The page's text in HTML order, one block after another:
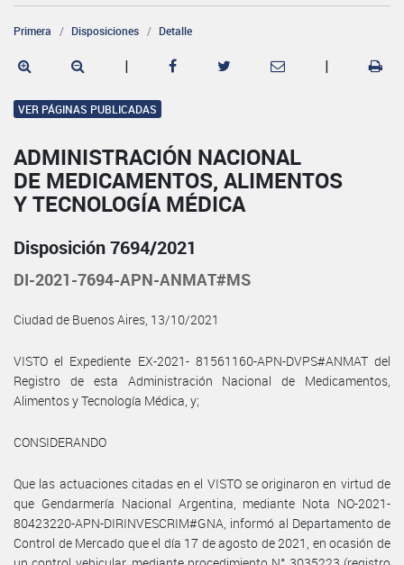
Primera Disposiciones Detalle
| |
VER PÁGINAS PUBLICADAS
ADMINISTRACIÓN NACIONAL
DE MEDICAMENTOS, ALIMENTOS
Y TECNOLOGÍA MÉDICA
Disposición 7694/2021
DI-2021-7694-APN-ANMAT#MS
Ciudad de Buenos Aires, 13/10/2021
VISTO el Expediente EX-2021- 81561160-APN-DVPS#ANMAT del
Registro de esta Administración Nacional de Medicamentos,
Alimentos y Tecnología Médica, y;
CONSIDERANDO
Que las actuaciones citadas en el VISTO se originaron en virtud de
que Gendarmería Nacional Argentina, mediante Nota NO-2021-
80423220-APN-DIRINVESCRIM#GNA, informó al Departamento de
Control de Mercado que el día 17 de agosto de 2021, en ocasión de